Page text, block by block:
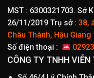
MST : 6300321703. Sở
26/11/2019 Trụ sở : 38,
Châu Thành, Hậu Giang
Số điện thoại :
CÔNG TY TNHH VIỄN